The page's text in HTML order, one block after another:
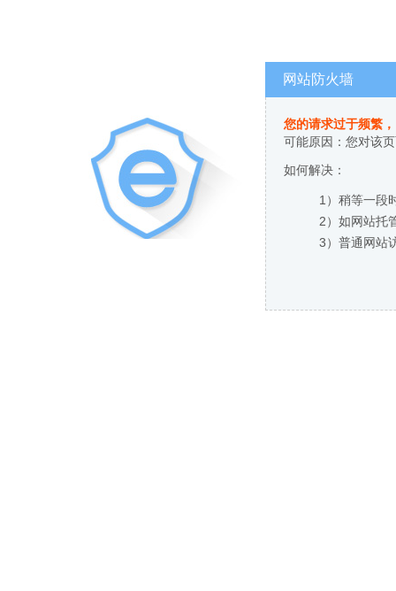
网站防火墙
您的请求过于频繁
可能原因：您对该
如何解决：
1）稍等一段
2）如网站托
3）普通网站